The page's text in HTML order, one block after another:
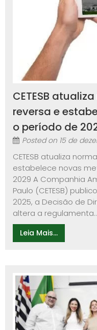
CETESB
reversa e
o período de
Posted on 15 de
CETESB atualiza
estabelece novas
2029 A Companhia
Paulo (CETESB)
2025, a Decisão de
altera a
Leia Mais...